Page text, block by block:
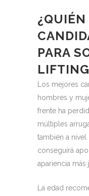
¿QUIÉN
PARA
Los mejores
hombres y
frente ha
múltiples
también a nivel
conseguirá
apariencia más
La edad